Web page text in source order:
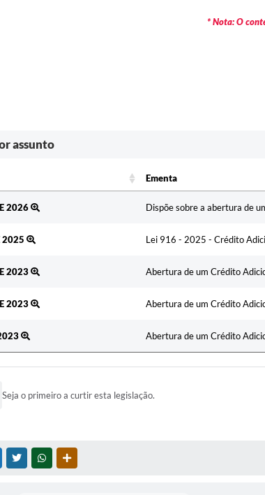
* Nota: O
assunto
Ementa
2026
Dispõe sobre a abertura de
2025 Lei 916 - 2025 - Crédito
2023 Abertura de um Crédito
2023 Abertura de um Crédito
Abertura de um Crédito
Seja o primeiro a curtir esta legislação.
MESSENGER
TWITTERWHATSAPP